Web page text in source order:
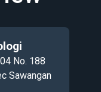
No. 188
Sawangan